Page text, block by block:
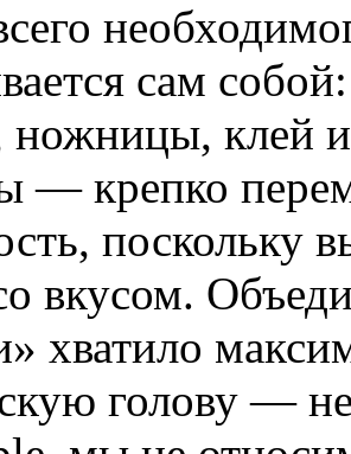
сам
ножницы, клей
— крепко
поскольку
вкусом.
хватило
голову —